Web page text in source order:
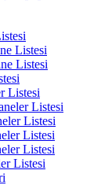
Listesi
Listesi
Listesi
Listesi
Listesi
Listesi
Listesi
Listesi